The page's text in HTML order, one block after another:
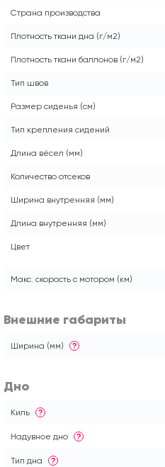
Страна производства
Плотность ткани дна (г/м2)
Плотность ткани баллонов (г/м2)
Тип швов
Размер сиденья (см)
Тип крепления сидений
Длина вёсел (мм)
Количество отсеков
Ширина внутренняя (мм)
Длина внутренняя (мм)
Цвет
Макс. скорость с мотором (км)
Внешние габариты
Ширина (мм) ?
Дно
Киль ?
Надувное дно ?
Тип дна ?